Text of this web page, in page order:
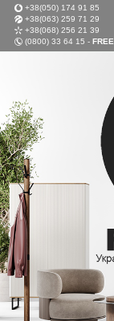
+38(050) 174 91 85
+38(063) 259 71 29
+38(068) 256 21 39
(0800) 33 64 15 - FREE